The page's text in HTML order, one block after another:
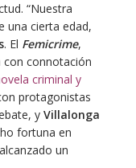
“Nuestra
una cierta edad,
. El Femicrime,
con connotación
criminal y
protagonistas
y Villalonga
fortuna en
un